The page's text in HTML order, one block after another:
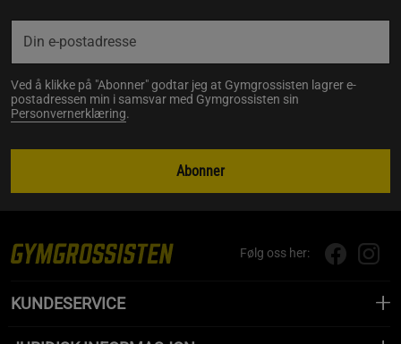
Ved å klikke på "Abonner" godtar jeg at Gymgrossisten lagrer e-
postadressen min i samsvar med Gymgrossisten sin
Personvernerklæring.
Abonner
Følg oss her:
KUNDESERVICE